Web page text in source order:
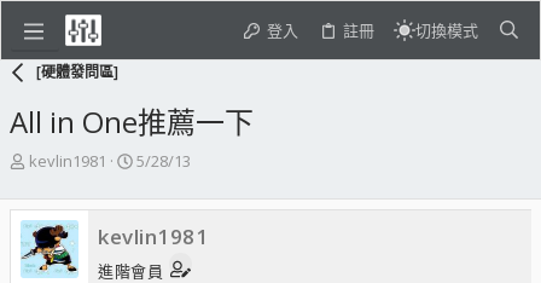
登入 註冊 切換模式
[硬體發問區]
All in One推薦一下
主
發
起
人
kevlin1981
開
日
期
5/28/13
kevlin1981
進階會員